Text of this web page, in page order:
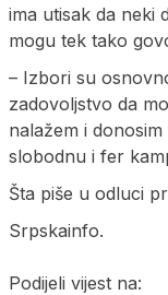
ima utisak da neki
mogu tek tako
– Izbori su
zadovoljstvo da
nalažem i
slobodnu i fer
Šta piše u odluci
Srpskainfo.
Podijeli vijest na: